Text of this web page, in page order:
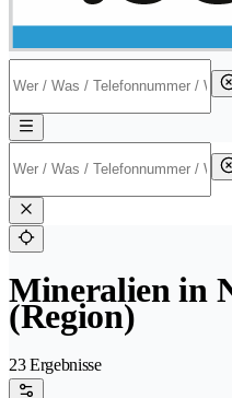
Mineralien in
(Region)
23 Ergebnisse